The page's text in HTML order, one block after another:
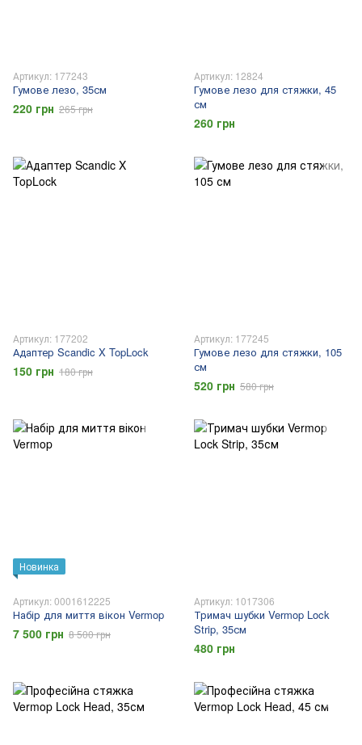
Артикул: 177243
Гумове лезо, 35см
220 грн 265 грн
Артикул: 12824
Гумове лезо для стяжки, 45
см
260 грн
Артикул: 177202
Адаптер Scandic X TopLock
150 грн 180 грн
Артикул: 177245
Гумове лезо для стяжки, 105
см
520 грн 580 грн
Новинка
Артикул: 0001612225
Набір для миття вікон Vermop
7 500 грн 8 500 грн
Артикул: 1017306
Тримач шубки Vermop Lock
Strip, 35см
480 грн